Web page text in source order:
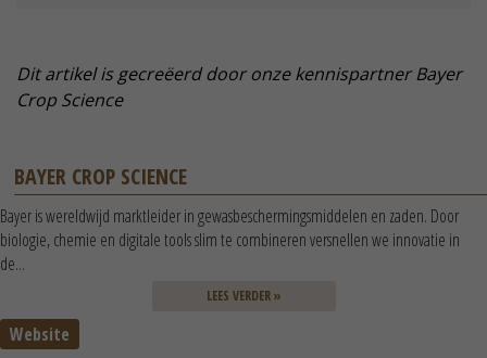
Dit artikel is gecreëerd door onze kennispartner Bayer
Crop Science
BAYER CROP SCIENCE
Bayer is wereldwijd marktleider in gewasbeschermingsmiddelen en zaden. Door
biologie, chemie en digitale tools slim te combineren versnellen we innovatie in
de...
LEES VERDER »
Website